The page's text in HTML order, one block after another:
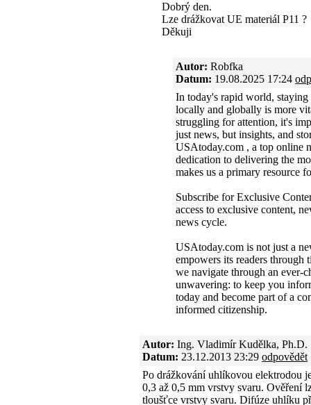
Dobrý den.
Lze drážkovat UE materiál P11 ?
Děkuji
Autor: Robfka
Datum: 19.08.2025 17:24
In today's rapid world, staying
locally and globally is more
struggling for attention, it's
just news, but insights, and
USAtoday.com , a top online
dedication to delivering the
makes us a primary resource
Subscribe for Exclusive
access to exclusive content,
news cycle.
USAtoday.com is not just a
empowers its readers through
we navigate through an ever-
unwavering: to keep you
today and become part of a
informed citizenship.
Autor: Ing. Vladimír Kudělka, Ph.D.
Datum: 23.12.2013 23:29 odpovědět
Po drážkování uhlíkovou elektrodou
0,3 až 0,5 mm vrstvy svaru. Ověření
tloušťce vrstvy svaru. Difúze uhlíku